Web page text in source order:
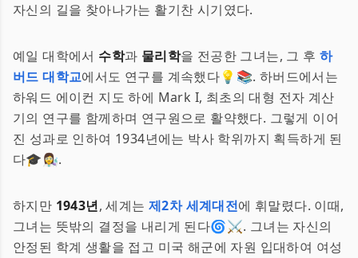
자신의 길을 찾아나가는 활기찬 시기였다.
예일 대학에서 수학과 물리학을 전공한 그녀는, 그 후하
버드 대학교에서도 연구를 계속했다💡📚. 하버드에서는
하워드 에이컨 지도 하에 Mark I, 최초의 대형 전자 계산
기의 연구를 함께하며 연구원으로 활약했다. 그렇게 이어
진 성과로 인하여 1934년에는 박사 학위까지 획득하게 된
다🎓👩‍🔬.
하지만 1943년, 세계는제2차 세계대전에 휘말렸다. 이때,
그녀는 뜻밖의 결정을 내리게 된다🌀⚔️. 그녀는 자신의
안정된 학계 생활을 접고 미국 해군에 자원 입대하여 여성